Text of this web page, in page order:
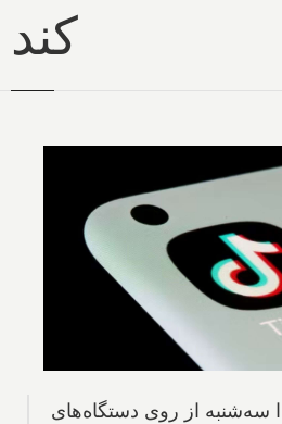
کند
سه‌شنبه از روی دستگاه‌های